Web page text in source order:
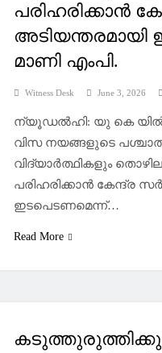
പരിഹരിക്കാൻ
മാണി എംപി.
Witness Desk June 3, 2026
ന്യൂഡൽഹി: യു കെ യിൽ
വിസ നയങ്ങളുടെ
വിദ്യാർത്ഥികളും
പരിഹരിക്കാൻ കേന്ദ്ര
ഇടപെടണമെന്ന്…
Read More